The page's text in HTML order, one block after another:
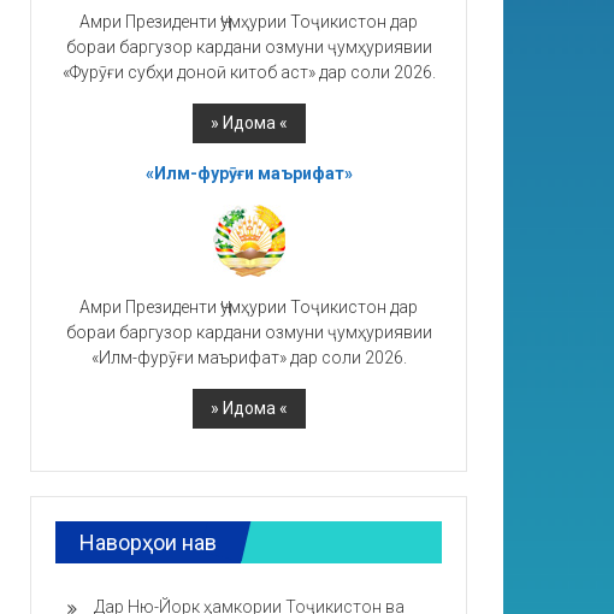
Амри Президенти Ҷумҳурии Тоҷикистон дар
бораи баргузор кардани озмуни ҷумҳуриявии
«Фурӯғи субҳи доноӣ китоб аст» дар соли 2026.
«Илм-фурӯғи маърифат»
Амри Президенти Ҷумҳурии Тоҷикистон дар
бораи баргузор кардани озмуни ҷумҳуриявии
«Илм-фурӯғи маърифат» дар соли 2026.
Наворҳои нав
Дар Ню-Йорк ҳамкории Тоҷикистон ва